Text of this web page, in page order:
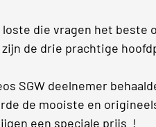
loste die vragen het beste
de drie prachtige
SGW deelnemer
de mooiste en
een speciale prijs !